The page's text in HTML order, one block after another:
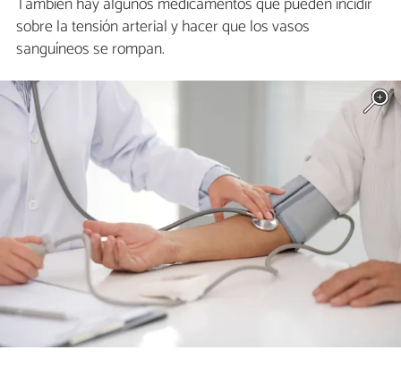
sobre la tensión arterial y hacer que los vasos
sanguíneos se rompan.